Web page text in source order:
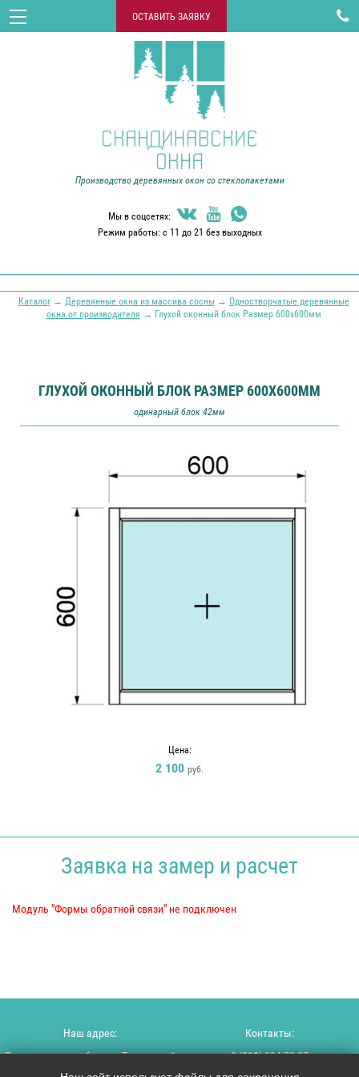

ОСТАВИТЬ ЗАЯВКУ
Производство деревянных окон со стеклопакетами
Мы в соцсетях:   
Режим работы: с 11 до 21 без выходных
Каталог→ Деревянные окна из массива сосны→ Одностворчатые деревянные
окна от производителя → Глухой оконный блок Размер 600х600мм
ГЛУХОЙ ОКОННЫЙ БЛОК РАЗМЕР 600Х600ММ
одинарный блок 42мм
Цена:
2 100 руб.
Заявка на замер и расчет
Модуль "Формы обратной связи" не подключен
Наш адрес:
Ленинградская область, Тосненский
район, пос. Красный Бор, ул.
Контакты:
8 (812) 994-72-27